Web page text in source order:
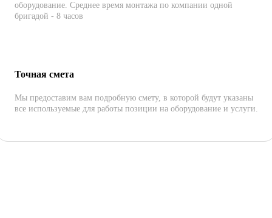
оборудование. Среднее время монтажа по компании одной
бригадой - 8 часов
Точная смета
Мы предоставим вам подробную смету, в которой будут указаны
все используемые для работы позиции на оборудование и услуги.